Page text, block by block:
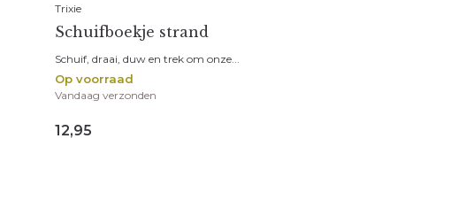
Trixie
Schuifboekje strand
Schuif, draai, duw en trek om onze...
Op voorraad
Vandaag verzonden
12,95